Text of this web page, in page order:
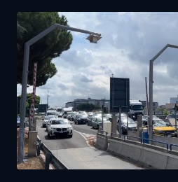
Esodo estivo, nuovo
sulle strade. Previsti
spostamenti nel